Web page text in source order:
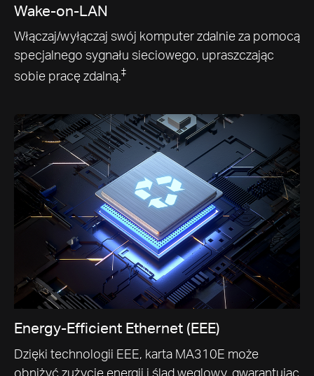
Wake-on-LAN
Włączaj/wyłączaj swój komputer zdalnie za pomocą
specjalnego sygnału sieciowego, upraszczając
sobie pracę zdalną.‡
Energy-Efficient Ethernet (EEE)
Dzięki technologii EEE, karta MA310E może
obniżyć zużycie energii i ślad węglowy, gwarantując